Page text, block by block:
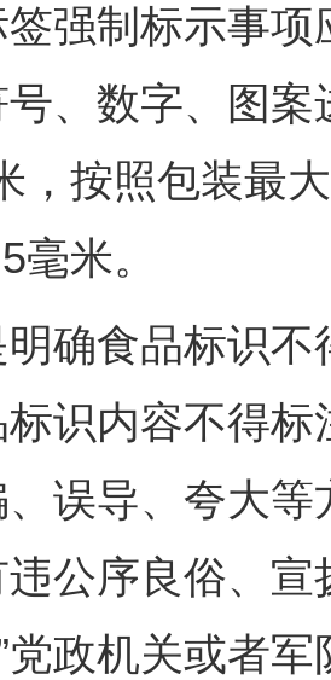
强制标示事
、数字、图
，按照包装最
毫米。
食品标识不
识内容不得
误导、夸大
公序良俗、宣
党政机关或者